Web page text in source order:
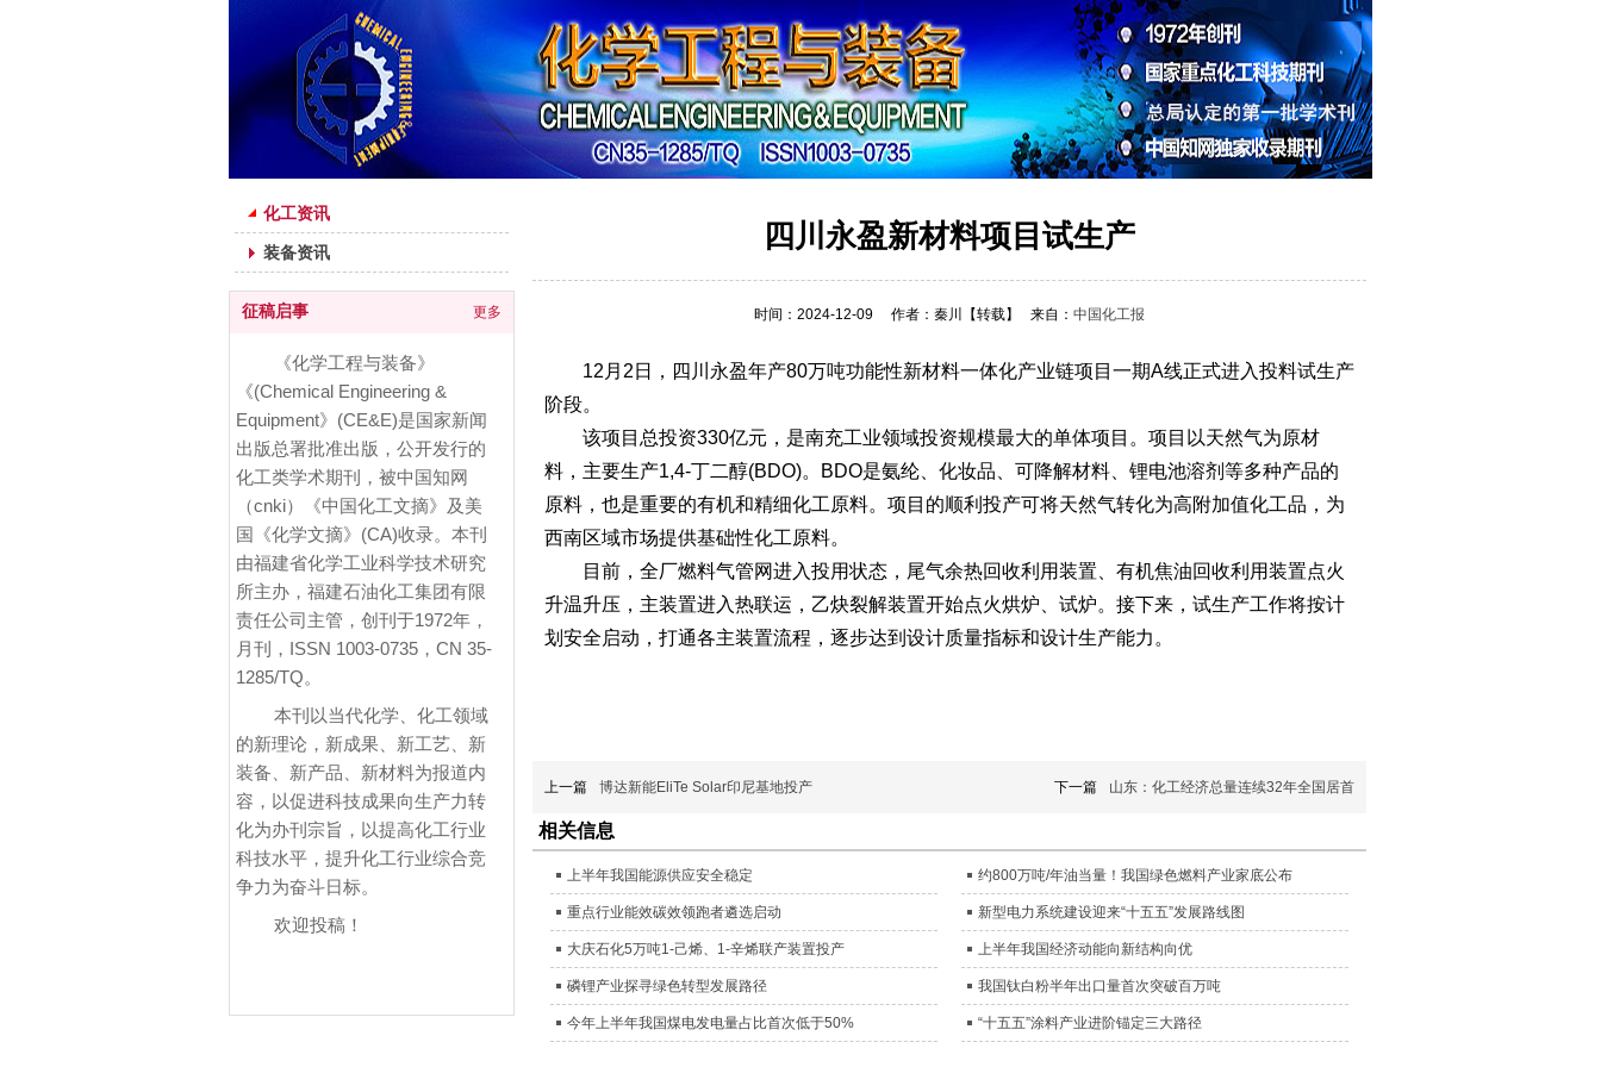
化工资讯
装备资讯
征稿启事 更多
《化学工程与装备》
《(Chemical Engineering &
Equipment》(CE&E)是国家新闻
出版总署批准出版，公开发行的
化工类学术期刊，被中国知网
（cnki）《中国化工文摘》及美
国《化学文摘》(CA)收录。本刊
由福建省化学工业科学技术研究
所主办，福建石油化工集团有限
责任公司主管，创刊于1972年，
月刊，ISSN 1003-0735，CN 35-
1285/TQ。
本刊以当代化学、化工领域
的新理论，新成果、新工艺、新
装备、新产品、新材料为报道内
容，以促进科技成果向生产力转
化为办刊宗旨，以提高化工行业
科技水平，提升化工行业综合竞
争力为奋斗日标。
欢迎投稿！
详细内容
四川永盈新材料项目试生产
时间：2024-12-09 作者：秦川 【转载】 来自： 中国化工报
12月2日，四川永盈年产80万吨功能性新材料一体化产业链项目一期A线正式进入投料试生产
阶段。
该项目总投资330亿元，是南充工业领域投资规模最大的单体项目。项目以天然气为原材
料，主要生产1,4-丁二醇(BDO)。BDO是氨纶、化妆品、可降解材料、锂电池溶剂等多种产品的
原料，也是重要的有机和精细化工原料。项目的顺利投产可将天然气转化为高附加值化工品，为
西南区域市场提供基础性化工原料。
目前，全厂燃料气管网进入投用状态，尾气余热回收利用装置、有机焦油回收利用装置点火
升温升压，主装置进入热联运，乙炔裂解装置开始点火烘炉、试炉。接下来，试生产工作将按计
划安全启动，打通各主装置流程，逐步达到设计质量指标和设计生产能力。
上一篇 博达新能EliTe Solar印尼基地投产 下一篇 山东：化工经济总量连续32年全国居首
相关信息
上半年我国能源供应安全稳定 约800万吨/年油当量！我国绿色燃料产业家底公布
重点行业能效碳效领跑者遴选启动 新型电力系统建设迎来“十五五”发展路线图
大庆石化5万吨1-己烯、1-辛烯联产装置投产 上半年我国经济动能向新结构向优
磷锂产业探寻绿色转型发展路径 我国钛白粉半年出口量首次突破百万吨
今年上半年我国煤电发电量占比首次低于50% “十五五”涂料产业进阶锚定三大路径